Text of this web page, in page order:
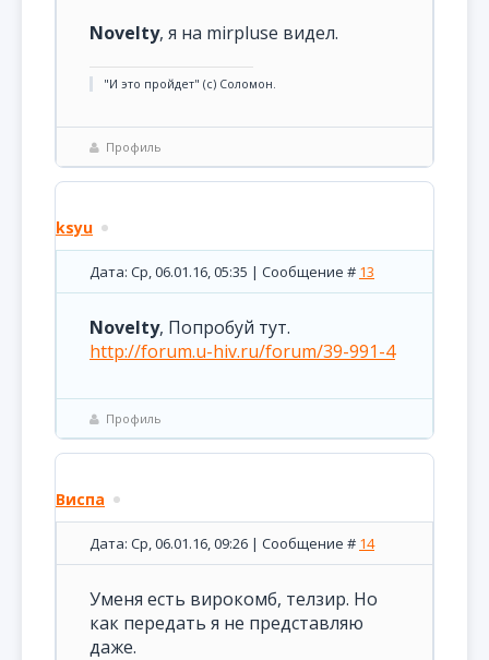
Novelty, я на mirpluse видел.
"И это пройдет" (с) Соломон.
Профиль
ksyu
Дата: Ср, 06.01.16, 05:35 | Сообщение # 13
Novelty, Попробуй тут.
http://forum.u-hiv.ru/forum/39-991-4
Профиль
Виспа
Дата: Ср, 06.01.16, 09:26 | Сообщение # 14
Уменя есть вирокомб, телзир. Но
как передать я не представляю
даже.